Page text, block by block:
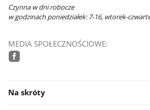
Czynna w dni robocze
w godzinach poniedziałek: 7-16, wtorek-
MEDIA SPOŁECZNOŚCIOWE:
Na skróty